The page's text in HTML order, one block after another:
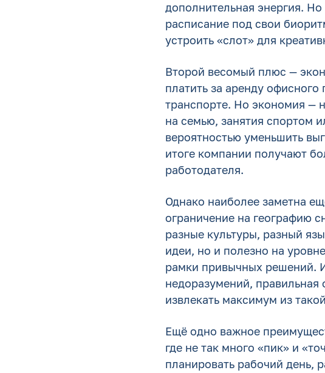
дополнительная энергия.
расписание под свои
устроить «слот» для
Второй весомый плюс —
платить за аренду
транспорте. Но экономия —
на семью, занятия спортом
вероятностью уменьшить
итоге компании получают
работодателя.
Однако наиболее заметна
ограничение на географию
разные культуры, разный
идеи, но и полезно на
рамки привычных решений.
недоразумений, правильная
извлекать максимум из
Ещё одно важное
где не так много «пик» и
планировать рабочий день,